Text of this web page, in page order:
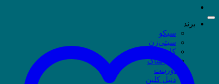
برند
سیکو
سیتی‌زن
کاسیو
جی شاک
اورینت
دنیل کلین